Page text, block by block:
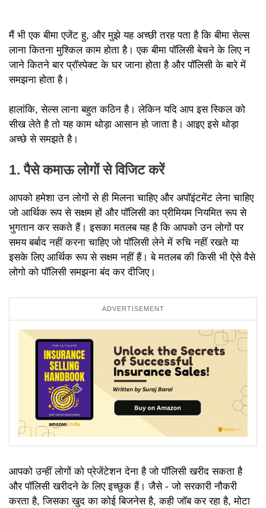
मैं भी एक बीमा एजेंट हु, और मुझे यह अच्छी तरह पता है कि बीमा सेल्स
लाना कितना मुश्किल काम होता है। एक बीमा पॉलिसी बेचने के लिए न
जाने कितने बार प्रॉस्पेक्ट के घर जाना होता है और पॉलिसी के बारे में
समझना होता है।
हालांकि, सेल्स लाना बहुत कठिन है। लेकिन यदि आप इस स्किल को
सीख लेते है तो यह काम थोड़ा आसान हो जाता है। आइए इसे थोड़ा
अच्छे से समझते है।
1. पैसे कमाऊ लोगों से विजिट करें
आपको हमेशा उन लोगों से ही मिलना चाहिए और अपॉइंटमेंट लेना चाहिए
जो आर्थिक रूप से सक्षम हों और पॉलिसी का प्रीमियम नियमित रूप से
भुगतान कर सकते हैं। इसका मतलब यह है कि आपको उन लोगों पर
समय बर्बाद नहीं करना चाहिए जो पॉलिसी लेने में रुचि नहीं रखते या
इसके लिए आर्थिक रूप से सक्षम नहीं हैं। बे मतलब की किसी भी ऐसे वैसे
लोगो को पॉलिसी समझना बंद कर दीजिए।
ADVERTISEMENT
आपको उन्हीं लोगों को प्रेजेंटेशन देना है जो पॉलिसी खरीद सकता है
और पॉलिसी खरीदने के लिए इच्छुक हैं। जैसे - जो सरकारी नौकरी
करता है, जिसका खुद का कोई बिजनेस है, कही जॉब कर रहा है, मोटा